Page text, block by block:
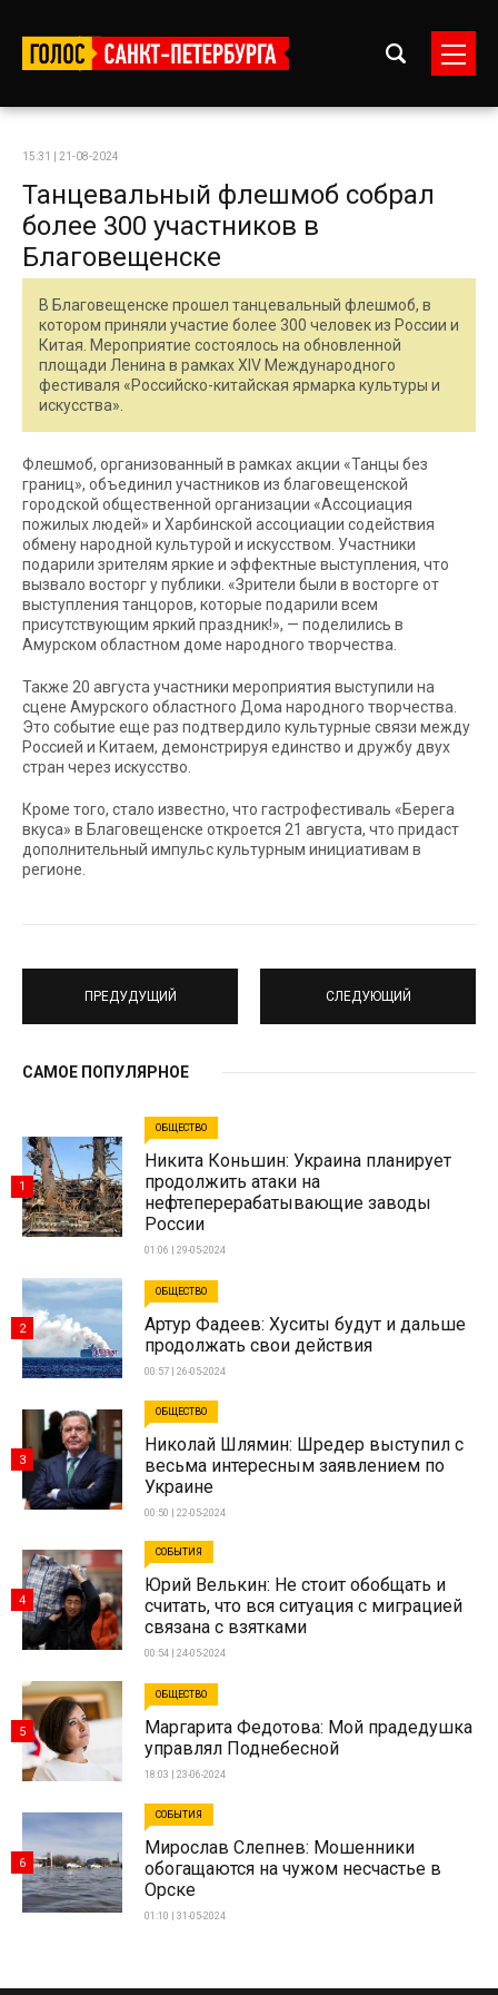
15:31 | 21-08-2024
Танцевальный флешмоб собрал
более 300 участников в
Благовещенске
В Благовещенске прошел танцевальный флешмоб, в
котором приняли участие более 300 человек из России и
Китая. Мероприятие состоялось на обновленной
площади Ленина в рамках XIV Международного
фестиваля «Российско-китайская ярмарка культуры и
искусства».
Флешмоб, организованный в рамках акции «Танцы без
границ», объединил участников из благовещенской
городской общественной организации «Ассоциация
пожилых людей» и Харбинской ассоциации содействия
обмену народной культурой и искусством. Участники
подарили зрителям яркие и эффектные выступления, что
вызвало восторг у публики. «Зрители были в восторге от
выступления танцоров, которые подарили всем
присутствующим яркий праздник!», — поделились в
Амурском областном доме народного творчества.
Также 20 августа участники мероприятия выступили на
сцене Амурского областного Дома народного творчества.
Это событие еще раз подтвердило культурные связи между
Россией и Китаем, демонстрируя единство и дружбу двух
стран через искусство.
Кроме того, стало известно, что гастрофестиваль «Берега
вкуса» в Благовещенске откроется 21 августа, что придаст
дополнительный импульс культурным инициативам в
регионе.
ПРЕДУДУЩИЙ СЛЕДУЮЩИЙ
САМОЕ ПОПУЛЯРНОЕ
ОБЩЕСТВО
Никита Коньшин: Украина планирует
продолжить атаки на
нефтеперерабатывающие заводы
России
01:06 | 29-05-2024
1
ОБЩЕСТВО
Артур Фадеев: Хуситы будут и дальше
продолжать свои действия
00:57 | 26-05-2024
2
ОБЩЕСТВО
Николай Шлямин: Шредер выступил с
весьма интересным заявлением по
Украине
00:50 | 22-05-2024
3
СОБЫТИЯ
Юрий Велькин: Не стоит обобщать и
считать, что вся ситуация с миграцией
связана с взятками
00:54 | 24-05-2024
4
ОБЩЕСТВО
Маргарита Федотова: Мой прадедушка
управлял Поднебесной
18:03 | 23-06-2024
5
СОБЫТИЯ
Мирослав Слепнев: Мошенники
обогащаются на чужом несчастье в
Орске
01:10 | 31-05-2024
6